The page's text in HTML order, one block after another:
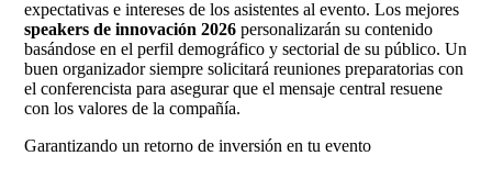
expectativas e intereses de los asistentes al evento. Los mejores
speakers de innovación 2026 personalizarán su contenido
basándose en el perfil demográfico y sectorial de su público. Un
buen organizador siempre solicitará reuniones preparatorias con
el conferencista para asegurar que el mensaje central resuene
con los valores de la compañía.
Garantizando un retorno de inversión en tu evento